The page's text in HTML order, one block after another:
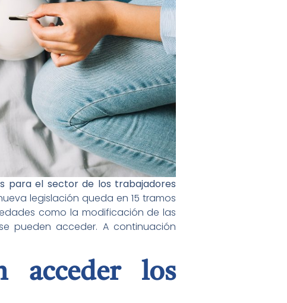
para el sector de los trabajadores
legislación queda en 15 tramos
como la modificación de las
pueden acceder. A continuación
acceder los